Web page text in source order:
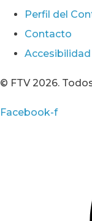
Perfil del
Contacto
Accesibilidad
© FTV 2026.
Facebook-f